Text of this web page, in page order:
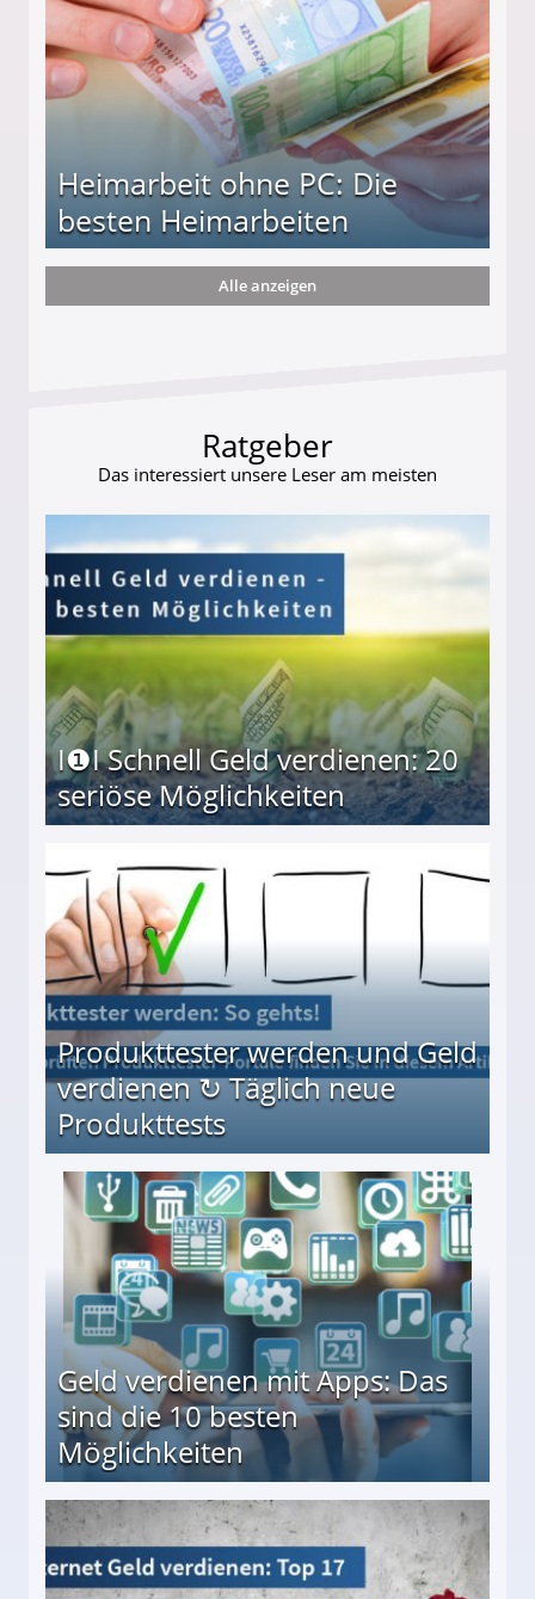
Heimarbeit ohne PC: Die
besten Heimarbeiten
Alle anzeigen
Ratgeber
Das interessiert unsere Leser am meisten
I❶I Schnell Geld verdienen: 20
seriöse Möglichkeiten
Produkttester werden und Geld
verdienen ↻ Täglich neue
Produkttests
↻ Täglich neue Produkttests
Geld verdienen mit Apps: Das
sind die 10 besten
Möglichkeiten
besten Möglichkeiten